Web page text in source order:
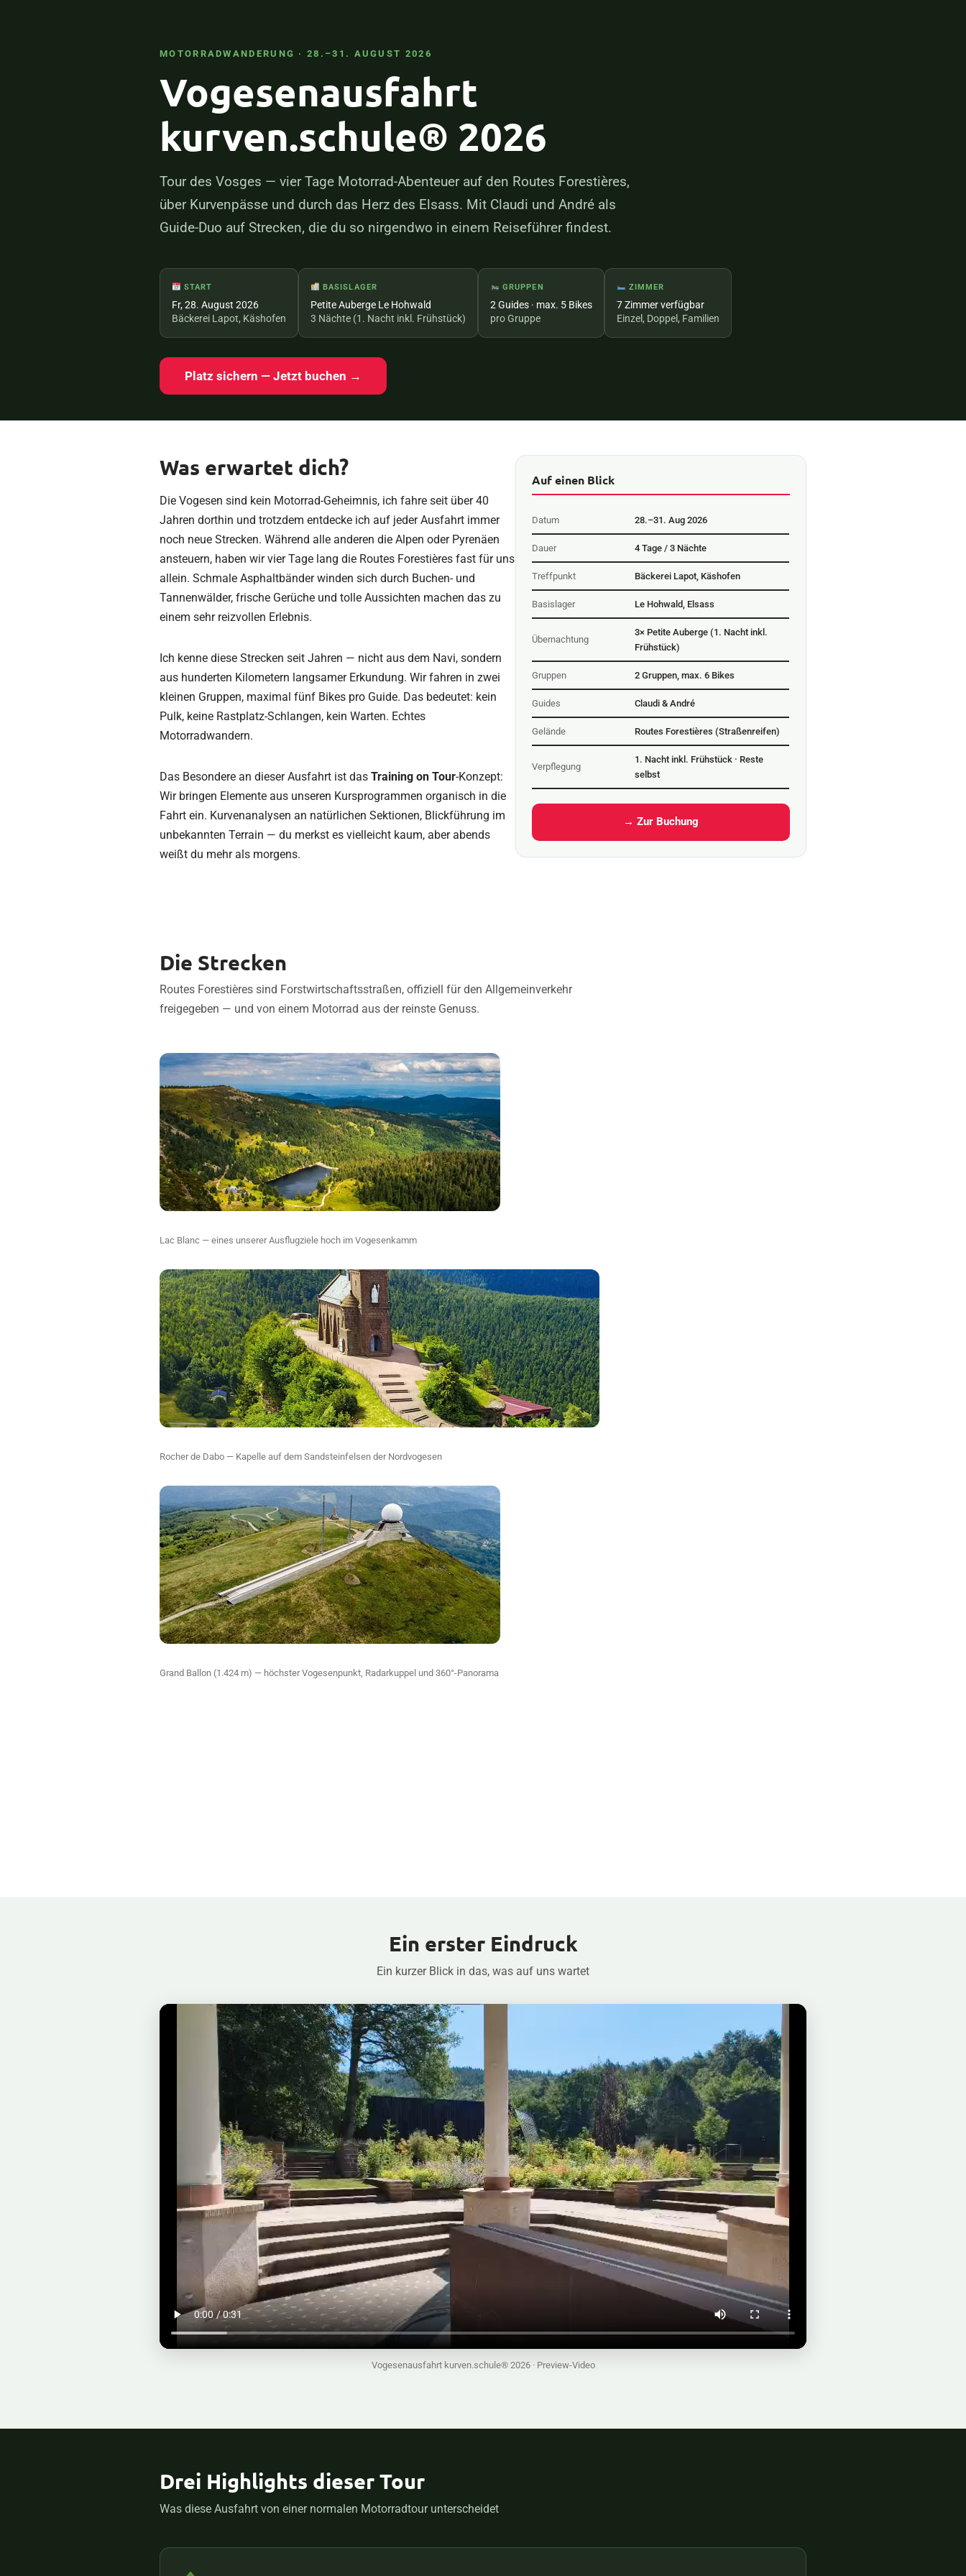
MOTORRADWANDERUNG · 28.–31. AUGUST 2026
Vogesenausfahrt
kurven.schule® 2026
Tour des Vosges — vier Tage Motorrad-Abenteuer auf den Routes Forestières,
über Kurvenpässe und durch das Herz des Elsass. Mit Claudi und André als
Guide-Duo auf Strecken, die du so nirgendwo in einem Reiseführer findest.
START
Fr, 28. August 2026
Bäckerei Lapot, Käshofen
BASISLAGER
Petite Auberge Le Hohwald
3 Nächte (1. Nacht inkl. Frühstück)
GRUPPEN
2 Guides · max. 5 Bikes
pro Gruppe
ZIMMER
7 Zimmer verfügbar
Einzel, Doppel, Familien
Platz sichern — Jetzt buchen →
Was erwartet dich?
Die Vogesen sind kein Motorrad-Geheimnis, ich fahre seit über 40
Jahren dorthin und trotzdem entdecke ich auf jeder Ausfahrt immer
noch neue Strecken. Während alle anderen die Alpen oder Pyrenäen
ansteuern, haben wir vier Tage lang die Routes Forestières fast für uns
allein. Schmale Asphaltbänder winden sich durch Buchen- und
Tannenwälder, frische Gerüche und tolle Aussichten machen das zu
einem sehr reizvollen Erlebnis.
Ich kenne diese Strecken seit Jahren — nicht aus dem Navi, sondern
aus hunderten Kilometern langsamer Erkundung. Wir fahren in zwei
kleinen Gruppen, maximal fünf Bikes pro Guide. Das bedeutet: kein
Pulk, keine Rastplatz-Schlangen, kein Warten. Echtes
Motorradwandern.
Das Besondere an dieser Ausfahrt ist das Training on Tour-Konzept:
Wir bringen Elemente aus unseren Kursprogrammen organisch in die
Fahrt ein. Kurvenanalysen an natürlichen Sektionen, Blickführung im
unbekannten Terrain — du merkst es vielleicht kaum, aber abends
weißt du mehr als morgens.
Auf einen Blick
Datum 28.–31. Aug 2026
Dauer 4 Tage / 3 Nächte
Treffpunkt Bäckerei Lapot, Käshofen
Basislager Le Hohwald, Elsass
Übernachtung
3× Petite Auberge (1. Nacht inkl.
Frühstück)
Gruppen 2 Gruppen, max. 6 Bikes
Guides Claudi & André
Gelände Routes Forestières (Straßenreifen)
Verpflegung
1. Nacht inkl. Frühstück · Reste
selbst
→ Zur Buchung
Die Strecken
Routes Forestières sind Forstwirtschaftsstraßen, offiziell für den Allgemeinverkehr
freigegeben — und von einem Motorrad aus der reinste Genuss.
Lac Blanc — eines unserer Ausflugziele hoch im Vogesenkamm
Rocher de Dabo — Kapelle auf dem Sandsteinfelsen der Nordvogesen
Grand Ballon (1.424 m) — höchster Vogesenpunkt, Radarkuppel und 360°-Panorama
Ein erster Eindruck
Ein kurzer Blick in das, was auf uns wartet
Vogesenausfahrt kurven.schule® 2026 · Preview-Video
Drei Highlights dieser Tour
Was diese Ausfahrt von einer normalen Motorradtour unterscheidet